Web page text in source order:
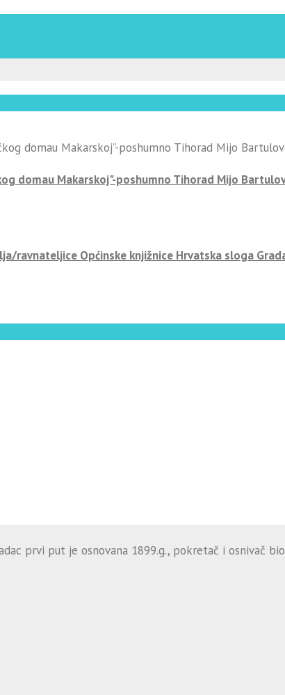
domau Makarskoj"-poshumno Tihorad Mijo
ravnateljice Općinske knjižnice Hrvatska sloga
prvi put je osnovana 1899.g., pokretač i osnivač